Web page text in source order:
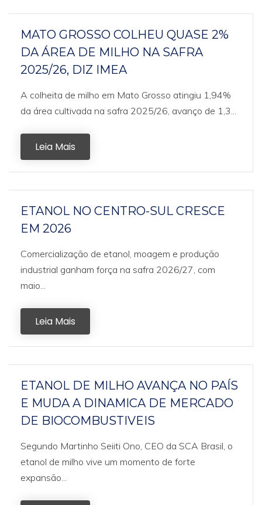
MATO GROSSO COLHEU QUASE 2%
DA ÁREA DE MILHO NA SAFRA
2025/26, DIZ IMEA
A colheita de milho em Mato Grosso atingiu 1,94%
da área cultivada na safra 2025/26, avanço de 1,3...
Leia Mais
ETANOL NO CENTRO-SUL CRESCE
EM 2026
Comercialização de etanol, moagem e produção
industrial ganham força na safra 2026/27, com
maio...
Leia Mais
ETANOL DE MILHO AVANÇA NO PAÍS
E MUDA A DINAMICA DE MERCADO
DE BIOCOMBUSTIVEIS
Segundo Martinho Seiiti Ono, CEO da SCA Brasil, o
etanol de milho vive um momento de forte
expansão...